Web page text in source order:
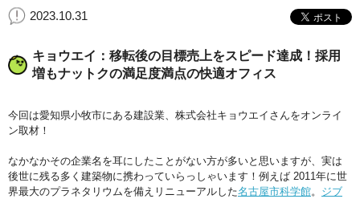
2023.10.31
キョウエイ：移転後の目標売上をスピード達成！採用
増もナットクの満足度満点の快適オフィス
今回は愛知県小牧市にある建設業、株式会社キョウエイさんをオンライ
ン取材！
なかなかその企業名を耳にしたことがない方が多いと思いますが、実は
後世に残る多く建築物に携わっていらっしゃいます！例えば 2011年に世
界最大のプラネタリウムを備えリニューアルした名古屋市科学館。 ジブ